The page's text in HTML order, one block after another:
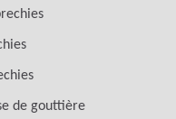
de gouttière